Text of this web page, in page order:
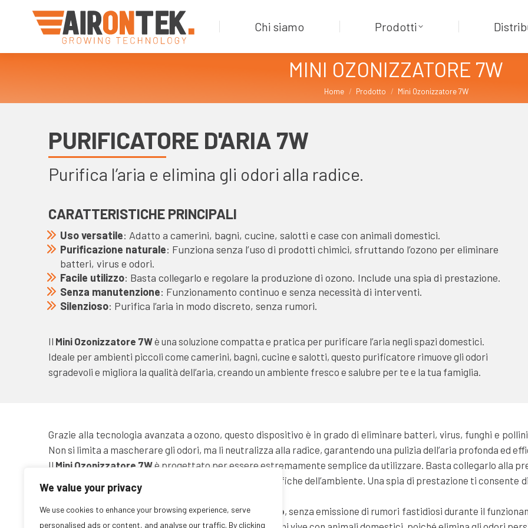
We value your privacy
We use cookies to enhance your browsing experience, serve
personalised ads or content, and analyse our traffic. By clicking
Chi siamo Prodotti
MINI OZONIZZATORE 7W
Tu sei qui:
Home Prodotto Mini Ozonizzatore 7W
PURIFICATORE D'ARIA 7W
Purifica l’aria e elimina gli odori alla radice.
CARATTERISTICHE PRINCIPALI
Uso versatile: Adatto a camerini, bagni, cucine, salotti e case con animali domestici.
Purificazione naturale: Funziona senza l’uso di prodotti chimici, sfruttando l’ozono per eliminare
batteri, virus e odori.
Facile utilizzo: Basta collegarlo e regolare la produzione di ozono. Include una spia di prestazione.
Senza manutenzione: Funzionamento continuo e senza necessità di interventi.
Silenzioso: Purifica l’aria in modo discreto, senza rumori.
Il Mini Ozonizzatore 7Wè una soluzione compatta e pratica per purificare l’aria negli spazi domestici.
Ideale per ambienti piccoli come camerini, bagni, cucine e salotti, questo purificatore rimuove gli odori
sgradevoli e migliora la qualità dell’aria, creando un ambiente fresco e salubre per te e la tua famiglia.
Grazie alla tecnologia avanzata a ozono, questo dispositivo è in grado di eliminare batteri, virus, funghi e
Non si limita a mascherare gli odori, ma li neutralizza alla radice, garantendo una pulizia dell’aria profonda ed
Il Mini Ozonizzatore 7Wè progettato per essere estremamente semplice da utilizzare. Basta collegarlo alla
essere facilmente regolata secondo le esigenze specifiche dell’ambiente. Una spia di prestazione ti
garantire un uso sicuro e ottimale.
Questo dispositivo è inoltre completamentesilenzioso, senza emissione di rumori fastidiosi durante il